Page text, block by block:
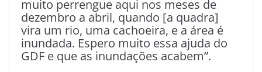
muito perrengue aqui nos meses de
dezembro a abril, quando [a quadra]
vira um rio, uma cachoeira, e a área é
inundada. Espero muito essa ajuda do
GDF e que as inundações acabem”.